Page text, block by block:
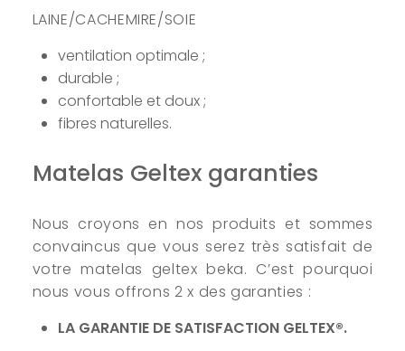
LAINE/CACHEMIRE/SOIE
ventilation optimale ;
durable ;
confortable et doux ;
fibres naturelles.
Matelas Geltex garanties
Nous croyons en nos produits et sommes
convaincus que vous serez très satisfait de
votre matelas geltex beka. C’est pourquoi
nous vous offrons 2 x des garanties :
LA GARANTIE DE SATISFACTION GELTEX®.